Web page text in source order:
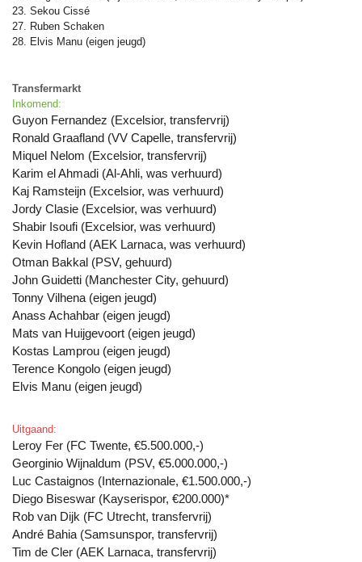
23. Sekou Cissé
27. Ruben Schaken
28. Elvis Manu (eigen jeugd)
Transfermarkt
Inkomend:
Guyon Fernandez (Excelsior, transfervrij)
Ronald Graafland (VV Capelle, transfervrij)
Miquel Nelom (Excelsior, transfervrij)
Karim el Ahmadi (Al-Ahli, was verhuurd)
Kaj Ramsteijn (Excelsior, was verhuurd)
Jordy Clasie (Excelsior, was verhuurd)
Shabir Isoufi (Excelsior, was verhuurd)
Kevin Hofland (AEK Larnaca, was verhuurd)
Otman Bakkal (PSV, gehuurd)
John Guidetti (Manchester City, gehuurd)
Tonny Vilhena (eigen jeugd)
Anass Achahbar (eigen jeugd)
Mats van Huijgevoort (eigen jeugd)
Kostas Lamprou (eigen jeugd)
Terence Kongolo (eigen jeugd)
Elvis Manu (eigen jeugd)
Uitgaand:
Leroy Fer (FC Twente, €5.500.000,-)
Georginio Wijnaldum (PSV, €5.000.000,-)
Luc Castaignos (Internazionale, €1.500.000,-)
Diego Biseswar (Kayserispor, €200.000)*
Rob van Dijk (FC Utrecht, transfervrij)
André Bahia (Samsunspor, transfervrij)
Tim de Cler (AEK Larnaca, transfervrij)